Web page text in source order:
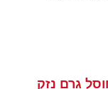
גרם נזק